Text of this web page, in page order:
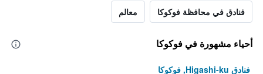
فنادق في محافظة فوكوكا معالم
أحياء مشهورة في فوكوكا
فنادق Higashi-ku, فوكوكا